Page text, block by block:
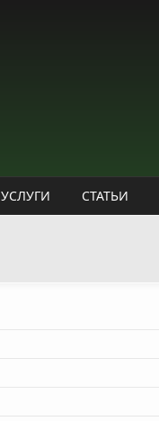
УСЛУГИ СТАТЬИ